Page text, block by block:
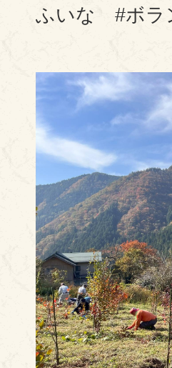
ふいな #ボラ